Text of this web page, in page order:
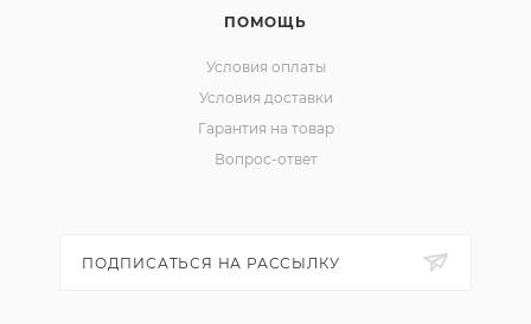
ПОМОЩЬ
Условия оплаты
Условия доставки
Гарантия на товар
Вопрос-ответ
ПОДПИСАТЬСЯ НА РАССЫЛКУ